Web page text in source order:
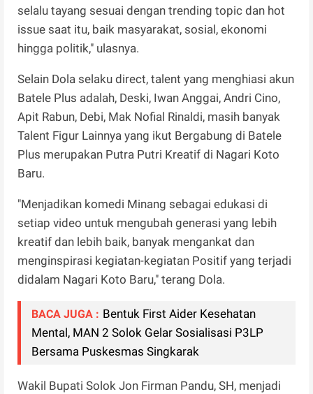
selalu tayang sesuai dengan trending topic dan hot
issue saat itu, baik masyarakat, sosial, ekonomi
hingga politik," ulasnya.
Selain Dola selaku direct, talent yang menghiasi akun
Batele Plus adalah, Deski, Iwan Anggai, Andri Cino,
Apit Rabun, Debi, Mak Nofial Rinaldi, masih banyak
Talent Figur Lainnya yang ikut Bergabung di Batele
Plus merupakan Putra Putri Kreatif di Nagari Koto
Baru.
"Menjadikan komedi Minang sebagai edukasi di
setiap video untuk mengubah generasi yang lebih
kreatif dan lebih baik, banyak mengankat dan
menginspirasi kegiatan-kegiatan Positif yang terjadi
didalam Nagari Koto Baru," terang Dola.
BACA JUGA : Bentuk First Aider Kesehatan
Mental, MAN 2 Solok Gelar Sosialisasi P3LP
Bersama Puskesmas Singkarak
Wakil Bupati Solok Jon Firman Pandu, SH, menjadi